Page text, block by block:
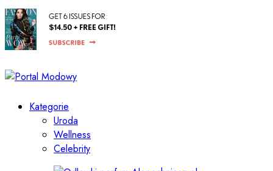
Kategorie
Uroda
Wellness
Celebrity